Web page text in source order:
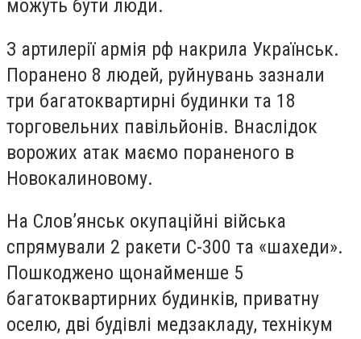
можуть бути люди.
З артилерії армія рф накрила Українськ.
Поранено 8 людей, руйнувань зазнали
три багатоквартирні будинки та 18
торговельних павільйонів. Внаслідок
ворожих атак маємо пораненого в
Новокалиновому.
На Слов’янськ окупаційні війська
спрямували 2 ракети С-300 та «шахеди».
Пошкоджено щонайменше 5
багатоквартирних будинків, приватну
оселю, дві будівлі медзакладу, технікум